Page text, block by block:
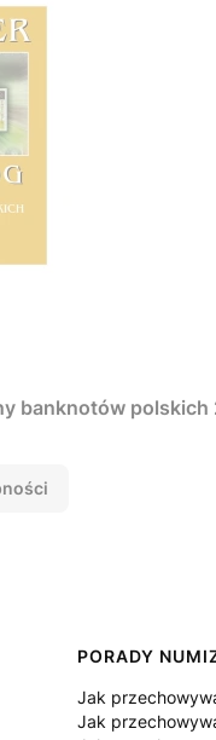
banknotów polskich
PORADY
Jak
Jak